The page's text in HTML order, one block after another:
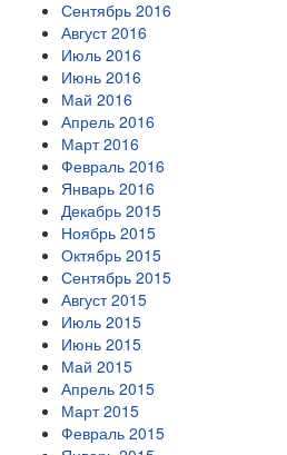
Сентябрь 2016
Август 2016
Июль 2016
Июнь 2016
Май 2016
Апрель 2016
Март 2016
Февраль 2016
Январь 2016
Декабрь 2015
Ноябрь 2015
Октябрь 2015
Сентябрь 2015
Август 2015
Июль 2015
Июнь 2015
Май 2015
Апрель 2015
Март 2015
Февраль 2015